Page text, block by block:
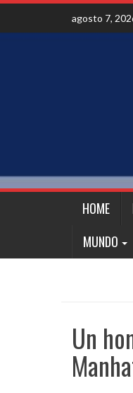
Skip
content
agosto 7,
HOME
MUNDO
Un